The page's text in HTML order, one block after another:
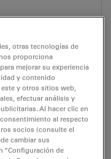
Microscope
otras tecnologías de
proporciona
mejorar su experiencia
y contenido
y otros sitios web,
efectuar análisis y
Al hacer clic en
al respecto
socios (consulte el
cambiar sus
“Configuración de